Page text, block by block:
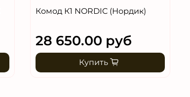
Комод К1 NORDIC (Нордик)
28 650.00 руб
Купить